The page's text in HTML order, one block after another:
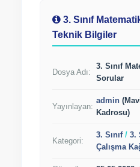
3. Sınıf
Teknik Bilgiler
Dosya Adı:
3. Sınıf
Sorular
Yayınlayan:
admin
Kadrosu)
Kategori:
3. Sınıf/ 3.
Çalışma